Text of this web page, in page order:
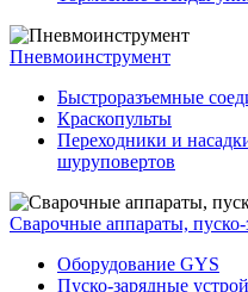
Пневмоинструмент
Быстроразъемные
Краскопульты
Переходники и
шуруповертов
Сварочные аппараты, пуско-
Оборудование GYS
Пуско-зарядные